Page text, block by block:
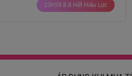
23h59 8.8 Hết Hiêu Lực